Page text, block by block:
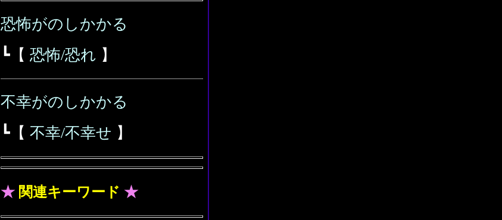
恐怖がのしかかる
┗【 恐怖/恐れ 】
不幸がのしかかる
┗【 不幸/不幸せ 】
★ 関連キーワード ★